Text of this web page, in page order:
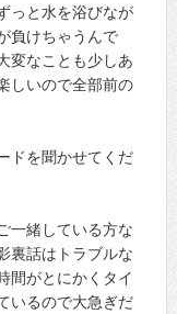
っと水を浴びなが
負けちゃうんで
変なことも少しあ
しいので全部前の
ドを聞かせてくだ
一緒している方な
裏話はトラブルな
間がとにかくタイ
いるので大急ぎだ